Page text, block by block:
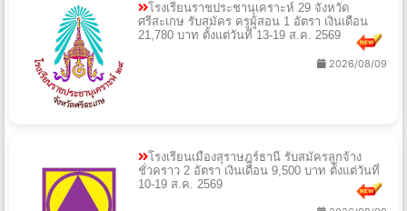
โรงเรียนราชประชานุเคราะห์ 29 จังหวัด
ศรีสะเกษ รับสมัคร ครูผู้สอน 1 อัตรา เงินเดือน
21,780 บาท ตั้งแต่วันที่ 13-19 ส.ค. 2569
2026/08/09
โรงเรียนเมืองสุราษฎร์ธานี รับสมัครลูกจ้าง
ชั่วคราว 2 อัตรา เงินเดือน 9,500 บาท ตั้งแต่วันที่
10-19 ส.ค. 2569